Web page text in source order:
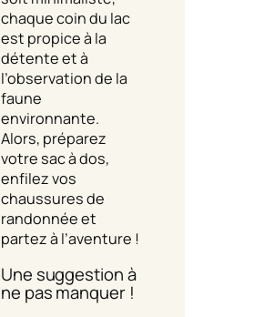
chaque coin du lac
est propice à la
détente et à
l’observation de la
faune
environnante.
Alors, préparez
votre sac à dos,
enfilez vos
chaussures de
randonnée et
partez à l’aventure !
Une suggestion à
ne pas manquer !